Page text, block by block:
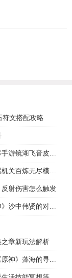
符文搭配攻略
反射伤害怎么触发
之章新玩法解析